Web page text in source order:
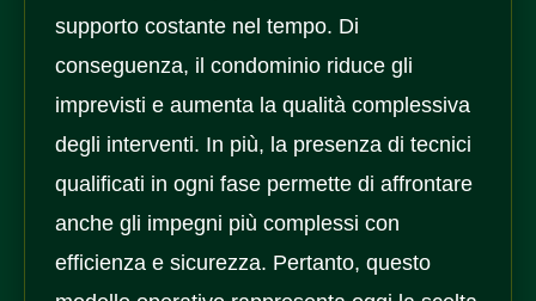
supporto costante nel tempo. Di
conseguenza, il condominio riduce gli
imprevisti e aumenta la qualità complessiva
degli interventi. In più, la presenza di tecnici
qualificati in ogni fase permette di affrontare
anche gli impegni più complessi con
efficienza e sicurezza. Pertanto, questo